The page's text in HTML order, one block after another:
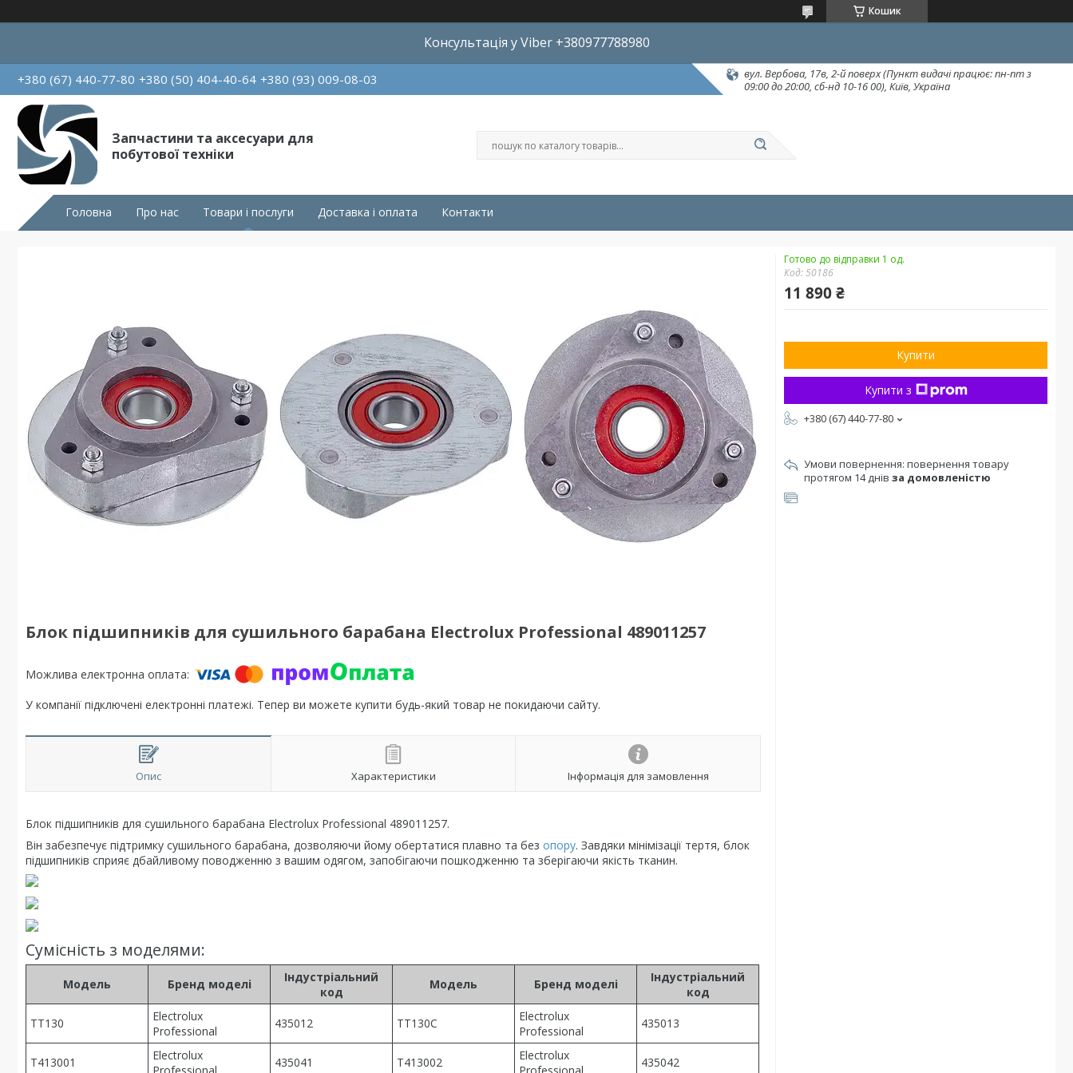
Кошик
Консультація у Viber +380977788980
+380 (67) 440-77-80 +380 (50) 404-40-64 +380 (93) 009-08-03
вул. Вербова, 17в, 2-й поверх (Пункт видачі працює: пн-пт з
09:00 до 20:00, сб-нд 10-16 00), Київ, Україна
Запчастини та аксесуари для
побутової техніки
Головна Про нас Товари і послуги Доставка і оплата Контакти
Блок підшипників для сушильного барабана Electrolux Professional 489011257
У компанії підключені електронні платежі. Тепер ви можете купити будь-який товар не покидаючи сайту.
Опис Характеристики Інформація для замовлення
Блок підшипників для сушильного барабана Electrolux Professional 489011257.
Він забезпечує підтримку сушильного барабана, дозволяючи йому обертатися плавно та без опору. Завдяки мінімізації тертя, блок
підшипників сприяє дбайливому поводженню з вашим одягом, запобігаючи пошкодженню та зберігаючи якість тканин.
Сумісність з моделями:
Модель Бренд моделі
Індустріальний
код
Модель Бренд моделі
Індустріальний
код
TT130
Electrolux
Professional
435012 TT130C
Electrolux
Professional
435013
T413001
Electrolux
435041 T413002
Electrolux
435042
Готово до відправки 1 од.
Код:50186
11 890 ₴
Купити
Купити з
+380 (67) 440-77-80
повернення товару
протягом 14 днів за домовленістю